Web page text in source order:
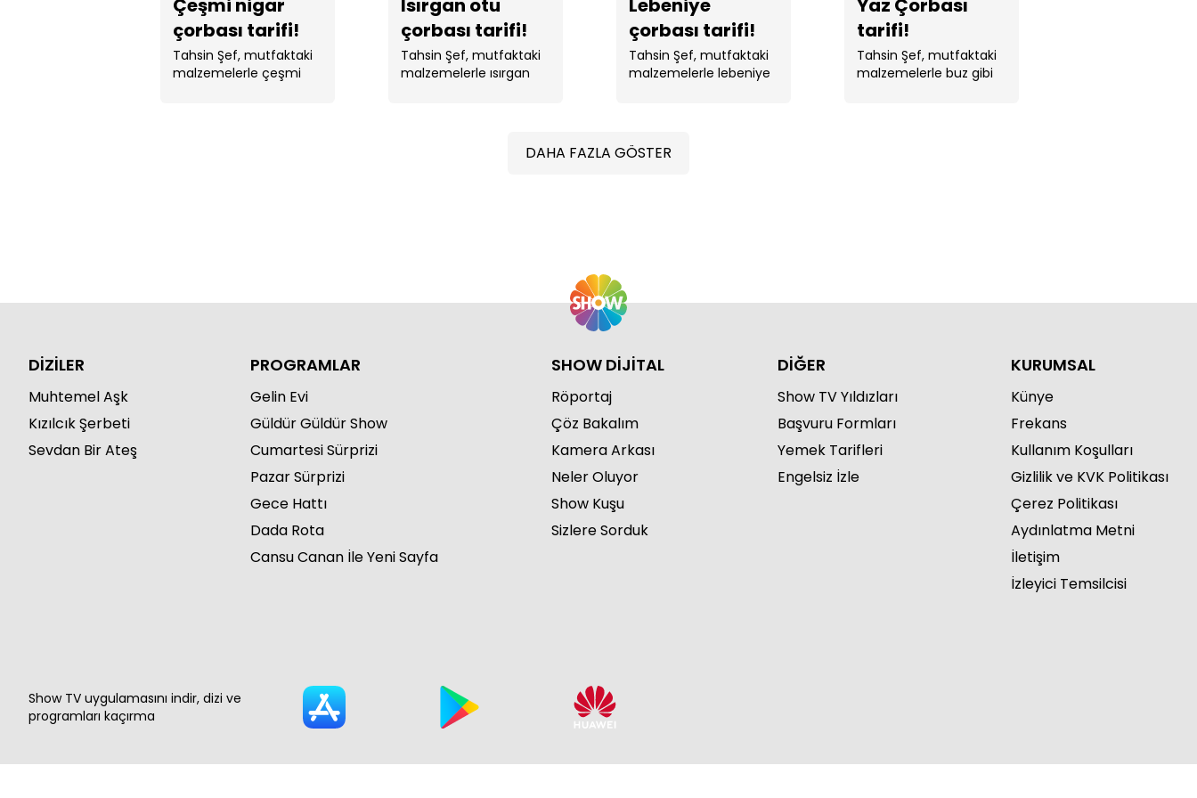
Çeşmi nigar
çorbası tarifi!
Tahsin Şef, mutfaktaki
malzemelerle çeşmi
Isırgan otu
çorbası tarifi!
Tahsin Şef, mutfaktaki
malzemelerle ısırgan
Lebeniye
çorbası tarifi!
Tahsin Şef, mutfaktaki
malzemelerle lebeniye
Yaz Çorbası
tarifi!
Tahsin Şef, mutfaktaki
malzemelerle buz gibi
DAHA FAZLA GÖSTER
DİZİLER
Muhtemel Aşk
Kızılcık Şerbeti
Sevdan Bir Ateş
PROGRAMLAR
Gelin Evi
Güldür Güldür Show
Cumartesi Sürprizi
Pazar Sürprizi
Gece Hattı
Dada Rota
Cansu Canan İle Yeni Sayfa
SHOW DİJİTAL
Röportaj
Çöz Bakalım
Kamera Arkası
Neler Oluyor
Show Kuşu
Sizlere Sorduk
DİĞER
Show TV Yıldızları
Başvuru Formları
Yemek Tarifleri
Engelsiz İzle
KURUMSAL
Künye
Frekans
Kullanım Koşulları
Gizlilik ve KVK Politikası
Çerez Politikası
Aydınlatma Metni
İletişim
İzleyici Temsilcisi
Show TV uygulamasını indir, dizi ve
programları kaçırma